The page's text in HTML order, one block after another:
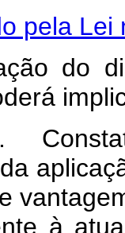
pela Lei
do
à